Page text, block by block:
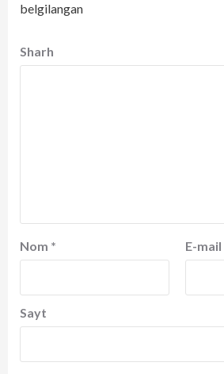
belgilangan
Sharh
Nom * E-mail
Sayt